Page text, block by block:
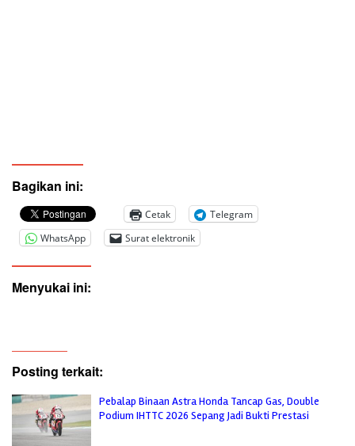
Bagikan ini:
Cetak
Telegram
WhatsApp
Surat elektronik
Menyukai ini:
Posting terkait:
Pebalap Binaan Astra Honda Tancap Gas, Double
Podium IHTTC 2026 Sepang Jadi Bukti Prestasi